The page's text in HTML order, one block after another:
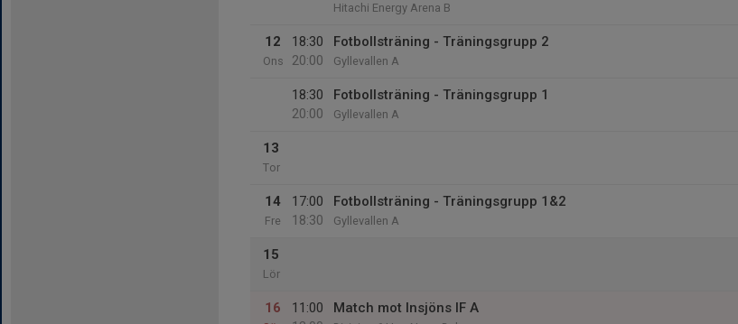
Hitachi Energy Arena B
12
Ons
18:30
20:00
Fotbollsträning - Träningsgrupp 2
Gyllevallen A
18:30
20:00
Fotbollsträning - Träningsgrupp 1
Gyllevallen A
13
Tor
14
Fre
17:00
18:30
Fotbollsträning - Träningsgrupp 1&2
Gyllevallen A
15
Lör
16
11:00
Match mot Insjöns IF A